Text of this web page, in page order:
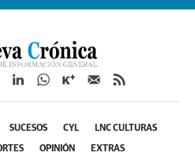
SUCESOS CYL LNC CULTURAS
OPINIÓN EXTRAS